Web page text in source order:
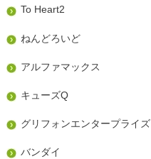
To Heart2
ねんどろいど
アルファマックス
キューズQ
グリフォンエンタープライズ
バンダイ